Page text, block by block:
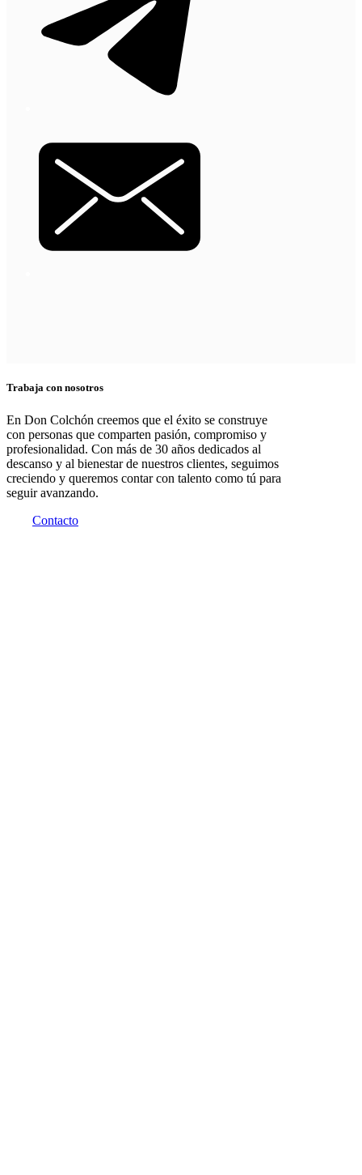
Trabaja con nosotros
En Don Colchón creemos que el éxito se construye
con personas que comparten pasión, compromiso y
profesionalidad. Con más de 30 años dedicados al
descanso y al bienestar de nuestros clientes, seguimos
creciendo y queremos contar con talento como tú para
seguir avanzando.
Contacto